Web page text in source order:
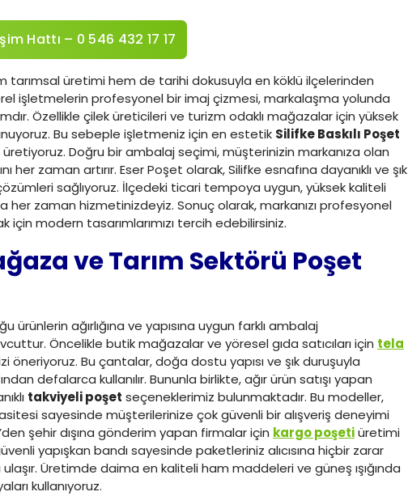
Hattı – 0 546 432 17 17
tarımsal üretimi hem de tarihi dokusuyla en köklü ilçelerinden
işletmelerin profesyonel bir imaj çizmesi, markalaşma yolunda
Özellikle çilek üreticileri ve turizm odaklı mağazalar için yüksek
Bu sebeple işletmeniz için en estetik Silifke Baskılı Poşet
Doğru bir ambalaj seçimi, müşterinizin markanıza olan
her zaman artırır. Eser Poşet olarak, Silifke esnafına dayanıklı ve şık
sağlıyoruz. İlçedeki ticari tempoya uygun, yüksek kaliteli
her zaman hizmetinizdeyiz. Sonuç olarak, markanızı profesyonel
için modern tasarımlarımızı tercih edebilirsiniz.
ve Tarım Sektörü Poşet
ürünlerin ağırlığına ve yapısına uygun farklı ambalaj
Öncelikle butik mağazalar ve yöresel gıda satıcıları için tela
öneriyoruz. Bu çantalar, doğa dostu yapısı ve şık duruşuyla
defalarca kullanılır. Bununla birlikte, ağır ürün satışı yapan
takviyeli poşet seçeneklerimiz bulunmaktadır. Bu modeller,
sayesinde müşterilerinize çok güvenli bir alışveriş deneyimi
şehir dışına gönderim yapan firmalar için kargo poşetiüretimi
yapışkan bandı sayesinde paketleriniz alıcısına hiçbir zarar
Üretimde daima en kaliteli ham maddeleri ve güneş ışığında
kullanıyoruz.